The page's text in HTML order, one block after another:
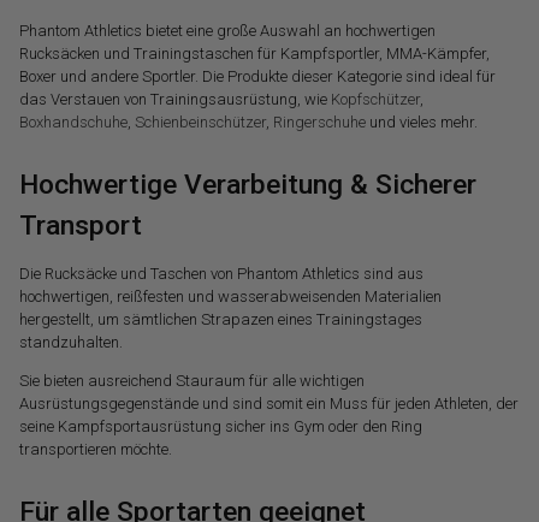
Phantom Athletics bietet eine große Auswahl an hochwertigen
Rucksäcken und Trainingstaschen für Kampfsportler, MMA-Kämpfer,
Boxer und andere Sportler. Die Produkte dieser Kategorie sind ideal für
das Verstauen von Trainingsausrüstung, wie Kopfschützer
Boxhandschuhe Schienbeinschützer Ringerschuhe und vieles mehr.
Hochwertige Verarbeitung & Sicherer
Transport
Die Rucksäcke und Taschen von Phantom Athletics sind aus
hochwertigen, reißfesten und wasserabweisenden Materialien
hergestellt, um sämtlichen Strapazen eines Trainingstages
standzuhalten.
Sie bieten ausreichend Stauraum für alle wichtigen
Ausrüstungsgegenstände und sind somit ein Muss für jeden Athleten, der
seine Kampfsportausrüstung sicher ins Gym oder den Ring
transportieren möchte.
Für alle Sportarten geeignet